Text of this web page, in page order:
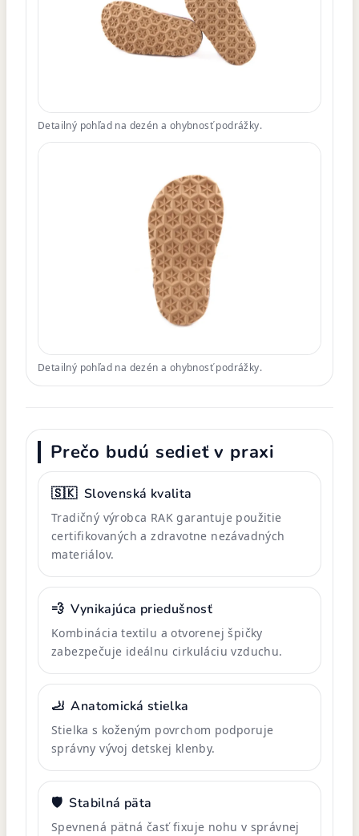
Detailný pohľad na dezén a ohybnosť podrážky.
Detailný pohľad na dezén a ohybnosť podrážky.
Prečo budú sedieť v praxi
🇸🇰 Slovenská kvalita
Tradičný výrobca RAK garantuje použitie
certifikovaných a zdravotne nezávadných
materiálov.
💨 Vynikajúca priedušnosť
Kombinácia textilu a otvorenej špičky
zabezpečuje ideálnu cirkuláciu vzduchu.
🦶 Anatomická stielka
Stielka s koženým povrchom podporuje
správny vývoj detskej klenby.
🛡️ Stabilná päta
Spevnená pätná časť fixuje nohu v správnej